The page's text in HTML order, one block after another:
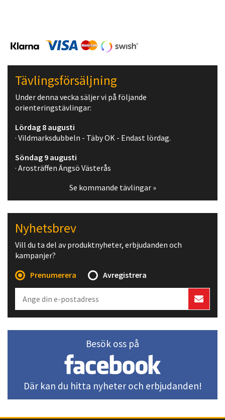
Tävlingsförsäljning
Under denna vecka säljer vi på följande
orienteringstävlingar:
Lördag 8 augusti
· Vildmarksdubbeln - Täby OK - Endast lördag.
Söndag 9 augusti
· Arosträffen Ängsö Västerås
Se kommande tävlingar »
Nyhetsbrev
Vill du ta del av produktnyheter, erbjudanden och
kampanjer?
Prenumerera
Avregistrera
Besök oss på
Där kan du hitta nyheter och erbjudanden!